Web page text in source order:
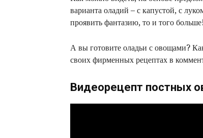
варианта оладий – с капустой, с
проявить фантазию, то и того
А вы готовите оладьи с овощами?
своих фирменных рецептах в
Видеорецепт постных